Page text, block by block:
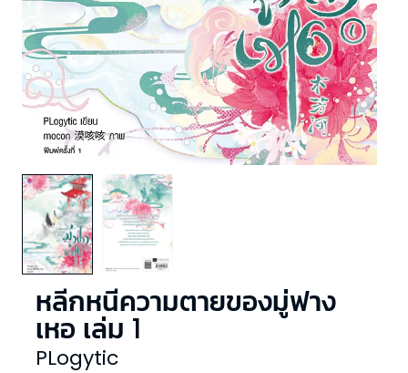
หลีกหนีความตายของมู่ฟาง
เหอ เล่ม 1
PLogytic